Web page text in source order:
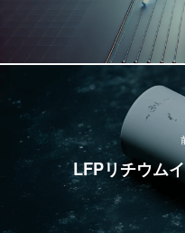
LFPリチウム